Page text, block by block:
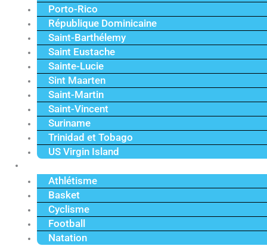
Porto-Rico
République Dominicaine
Saint-Barthélemy
Saint Eustache
Sainte-Lucie
Sint Maarten
Saint-Martin
Saint-Vincent
Suriname
Trinidad et Tobago
US Virgin Island
Athlétisme
Basket
Cyclisme
Football
Natation